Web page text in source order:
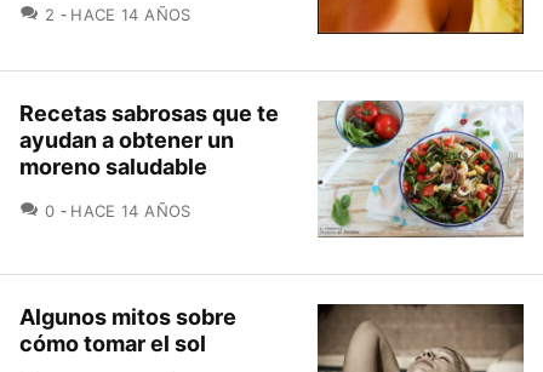
2 COMENTARIOS
HACE 14 AÑOS
Recetas sabrosas que te
ayudan a obtener un
moreno saludable
0 COMENTARIOS
HACE 14 AÑOS
Algunos mitos sobre
cómo tomar el sol